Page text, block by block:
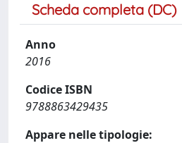
Scheda completa (DC)
Anno
2016
Codice ISBN
9788863429435
Appare nelle tipologie: